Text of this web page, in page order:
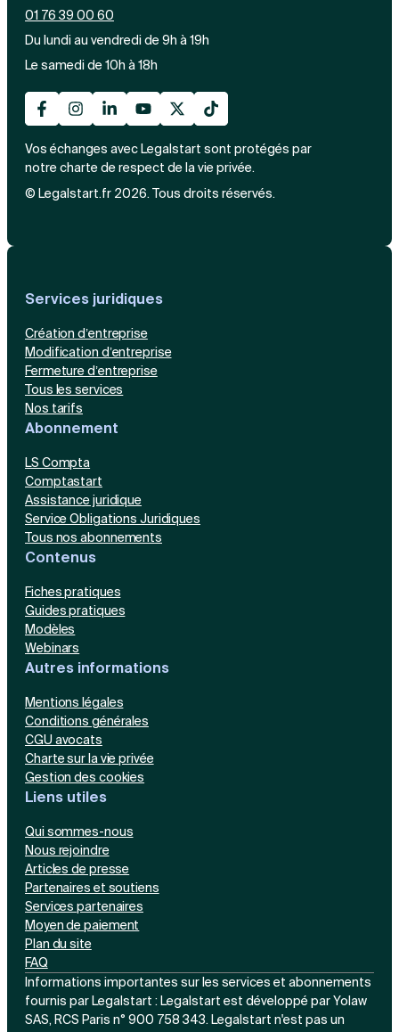
01 76 39 00 60
Du lundi au vendredi de 9h à 19h
Le samedi de 10h à 18h
Vos échanges avec Legalstart sont protégés par
notre charte de respect de la vie privée.
© Legalstart.fr 2026. Tous droits réservés.
Services juridiques
Création d’entreprise
Modification d’entreprise
Fermeture d’entreprise
Tous les services
Nos tarifs
Abonnement
LS Compta
Comptastart
Assistance juridique
Service Obligations Juridiques
Tous nos abonnements
Contenus
Fiches pratiques
Guides pratiques
Modèles
Webinars
Autres informations
Mentions légales
Conditions générales
CGU avocats
Charte sur la vie privée
Gestion des cookies
Liens utiles
Qui sommes-nous
Nous rejoindre
Articles de presse
Partenaires et soutiens
Services partenaires
Moyen de paiement
Plan du site
FAQ
Informations importantes sur les services et abonnements
fournis par Legalstart : Legalstart est développé par Yolaw
SAS, RCS Paris n° 900 758 343. Legalstart n'est pas un